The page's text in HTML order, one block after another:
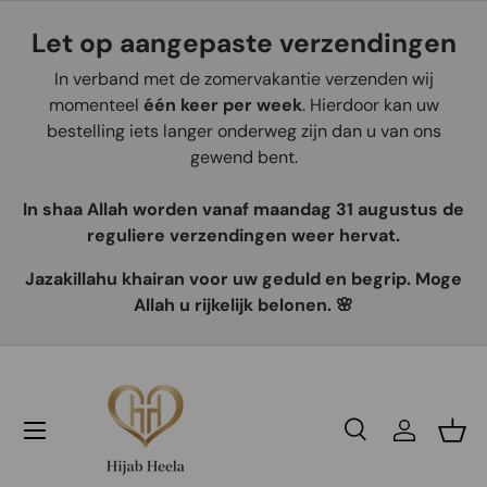
Aller au contenu
Let op aangepaste verzendingen
In verband met de zomervakantie verzenden wij
momenteel één keer per week. Hierdoor kan uw
bestelling iets langer onderweg zijn dan u van ons
gewend bent.
In shaa Allah worden vanaf maandag 31 augustus de
reguliere verzendingen weer hervat.
Jazakillahu khairan voor uw geduld en begrip. Moge
Allah u rijkelijk belonen. 🌸
Recherche
Se